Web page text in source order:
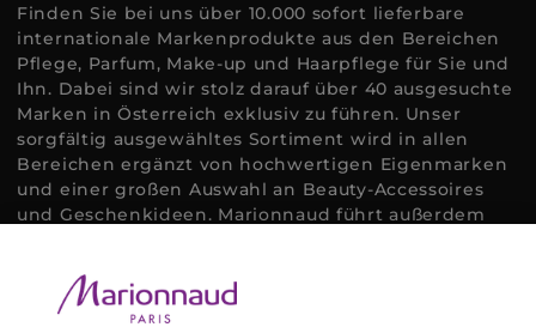
Finden Sie bei uns über 10.000 sofort lieferbare
internationale Markenprodukte aus den Bereichen
Pflege, Parfum, Make-up und Haarpflege für Sie und
Ihn. Dabei sind wir stolz darauf über 40 ausgesuchte
Marken in Österreich exklusiv zu führen. Unser
sorgfältig ausgewähltes Sortiment wird in allen
Bereichen ergänzt von hochwertigen Eigenmarken
und einer großen Auswahl an Beauty-Accessoires
und Geschenkideen. Marionnaud führt außerdem
Bedürfnissen individuell mit der perfekten Lösung
helfen zu können. Entdecken Sie auch unsere